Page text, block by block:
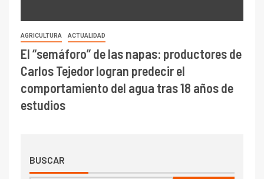
AGRICULTURA ACTUALIDAD
El “semáforo” de las napas: productores de
Carlos Tejedor logran predecir el
comportamiento del agua tras 18 años de
estudios
BUSCAR